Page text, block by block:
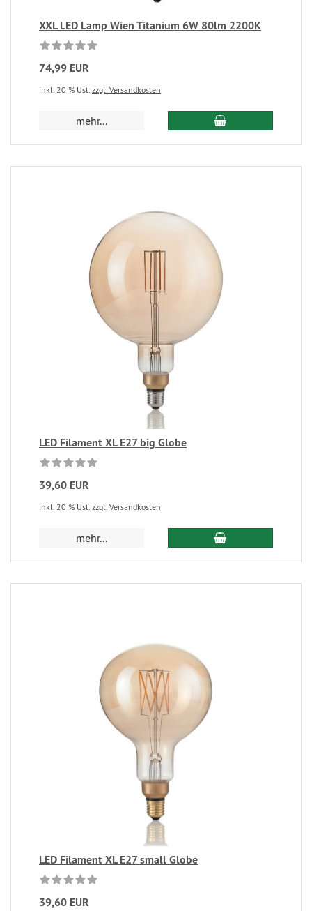
XXL LED Lamp Wien Titanium 6W 80lm 2200K
74,99 EUR
inkl. 20 % Ust. zzgl. Versandkosten
mehr...
LED Filament XL E27 big Globe
39,60 EUR
inkl. 20 % Ust. zzgl. Versandkosten
mehr...
LED Filament XL E27 small Globe
39,60 EUR